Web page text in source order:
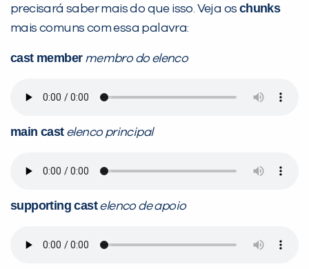
precisará saber mais do que isso. Veja os chunks
mais comuns com essa palavra:
cast member membro do elenco
main cast elenco principal
supporting cast elenco de apoio